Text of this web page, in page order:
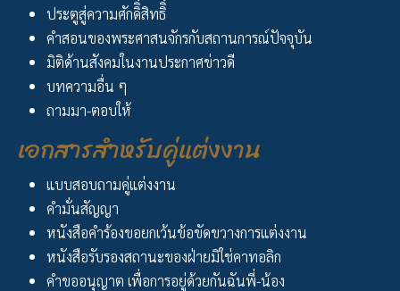
ประตูสู่ความศักดิิ์สิทธิิ์
คำสอนของพระศาสนจักรกับสถานการณ์ปัจจุบัน
มิติด้านสังคมในงานประกาศข่าวดี
บทความอื่น ๆ
ถามมา-ตอบให้
เอกสารสำหรับคู่แต่งงาน
แบบสอบถามคู่แต่งงาน
คำมั่นสัญญา
หนังสือคำร้องขอยกเว้นข้อขัดขวางการแต่งงาน
หนังสือรับรองสถานะของฝ่ายมิใช่คาทอลิก
คำขออนุญาต เพื่อการอยู่ด้วยกันฉันพี่-น้อง